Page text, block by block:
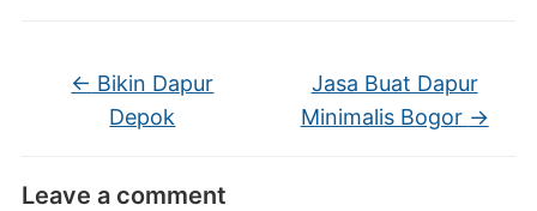
← Bikin Dapur
Depok
Jasa Buat Dapur
Minimalis Bogor →
Leave a comment